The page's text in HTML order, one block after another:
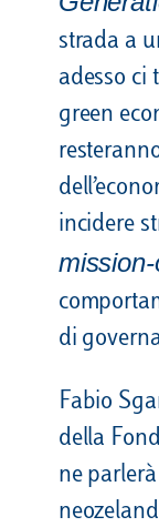
strada a
adesso ci
green
incidere
di
Fabio
della
ne